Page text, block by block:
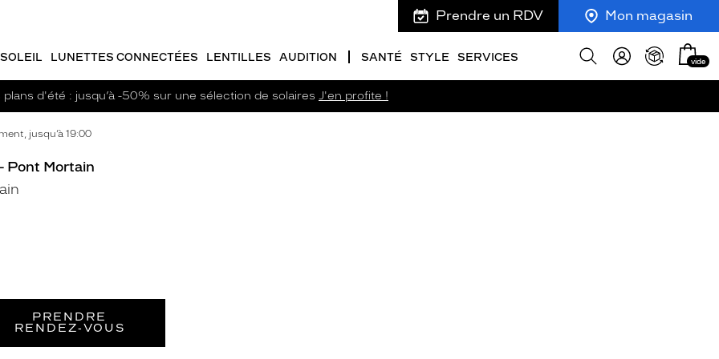
Prendre un RDV Mon magasin
LUNETTES CONNECTÉES LENTILLES AUDITION SANTÉ STYLE SERVICES
Afficher
Mon
panier
vide
plans d'été : jusqu’à -50% sur une sélection de solaires J'en profite !
jusqu’à 19:00
Pont Mortain
PRENDRE
RENDEZ‑VOUS